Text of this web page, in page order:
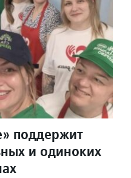
поддержит
и одиноких